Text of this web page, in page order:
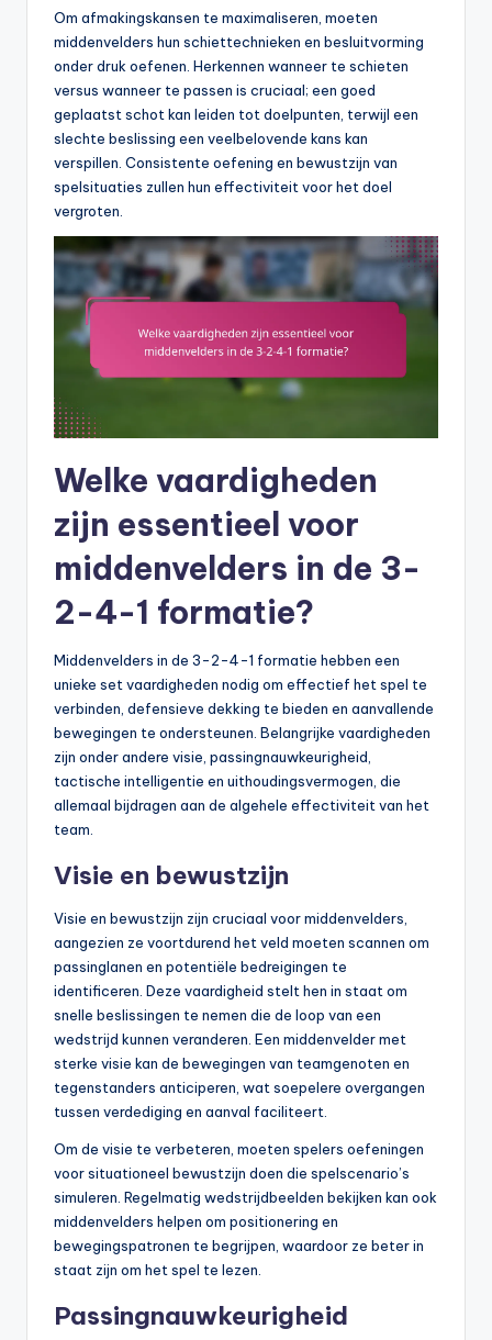
Om afmakingskansen te maximaliseren, moeten
middenvelders hun schiettechnieken en besluitvorming
onder druk oefenen. Herkennen wanneer te schieten
versus wanneer te passen is cruciaal; een goed
geplaatst schot kan leiden tot doelpunten, terwijl een
slechte beslissing een veelbelovende kans kan
verspillen. Consistente oefening en bewustzijn van
spelsituaties zullen hun effectiviteit voor het doel
vergroten.
Welke vaardigheden
zijn essentieel voor
middenvelders in de 3-
2-4-1 formatie?
Middenvelders in de 3-2-4-1 formatie hebben een
unieke set vaardigheden nodig om effectief het spel te
verbinden, defensieve dekking te bieden en aanvallende
bewegingen te ondersteunen. Belangrijke vaardigheden
zijn onder andere visie, passingnauwkeurigheid,
tactische intelligentie en uithoudingsvermogen, die
allemaal bijdragen aan de algehele effectiviteit van het
team.
Visie en bewustzijn
Visie en bewustzijn zijn cruciaal voor middenvelders,
aangezien ze voortdurend het veld moeten scannen om
passinglanen en potentiële bedreigingen te
identificeren. Deze vaardigheid stelt hen in staat om
snelle beslissingen te nemen die de loop van een
wedstrijd kunnen veranderen. Een middenvelder met
sterke visie kan de bewegingen van teamgenoten en
tegenstanders anticiperen, wat soepelere overgangen
tussen verdediging en aanval faciliteert.
Om de visie te verbeteren, moeten spelers oefeningen
voor situationeel bewustzijn doen die spelscenario’s
simuleren. Regelmatig wedstrijdbeelden bekijken kan ook
middenvelders helpen om positionering en
bewegingspatronen te begrijpen, waardoor ze beter in
staat zijn om het spel te lezen.
Passingnauwkeurigheid